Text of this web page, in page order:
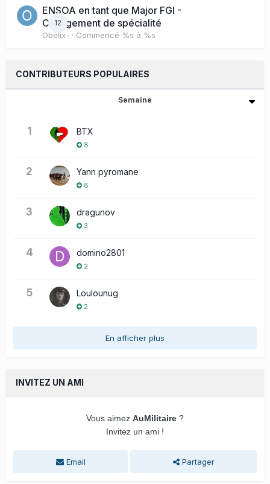
12
ENSOA en tant que Major FGI -
Changement de spécialité
Obélix- · Commencé %s à %s
CONTRIBUTEURS POPULAIRES
Semaine
1 BTX
8
2 Yann pyromane
8
3 dragunov
3
4 domino2801
2
5 Loulounug
2
En afficher plus
INVITEZ UN AMI
Vous aimez AuMilitaire ?
Invitez un ami !
Email Partager